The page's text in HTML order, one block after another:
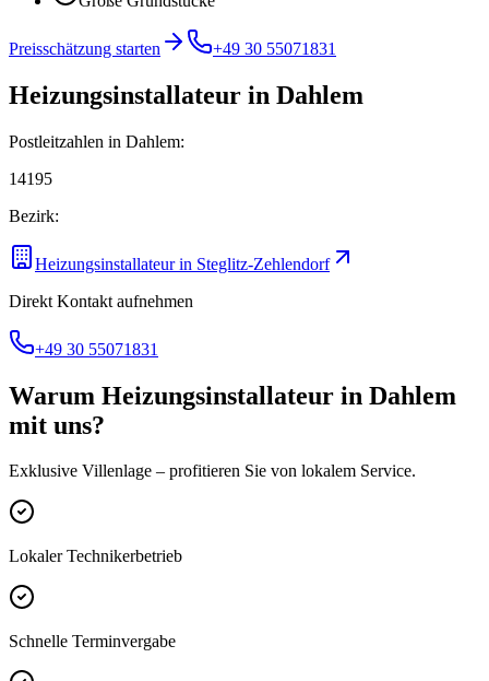
Preisschätzung starten +49 30 55071831
Heizungsinstallateur in Dahlem
Postleitzahlen in Dahlem:
14195
Bezirk:
Heizungsinstallateurin Steglitz-Zehlendorf
Direkt Kontakt aufnehmen
+49 30 55071831
Warum Heizungsinstallateur in Dahlem
mit uns?
Exklusive Villenlage – profitieren Sie von lokalem Service.
Lokaler Technikerbetrieb
Schnelle Terminvergabe